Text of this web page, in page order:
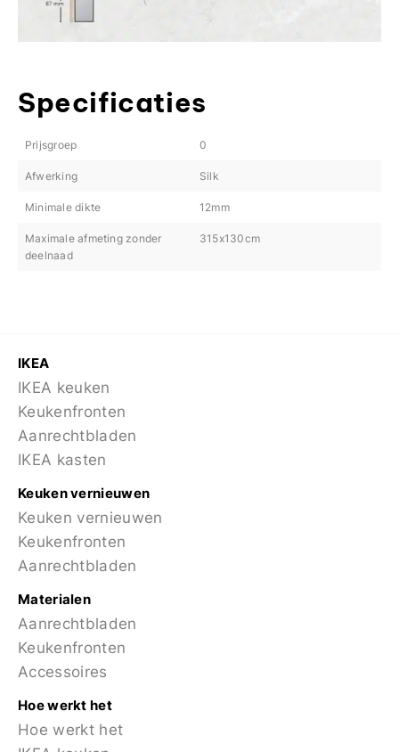
Specificaties
Prijsgroep 0
Afwerking Silk
Minimale dikte 12mm
Maximale afmeting zonder
deelnaad
315x130cm
IKEA
IKEA keuken
Keukenfronten
Aanrechtbladen
IKEA kasten
Keuken vernieuwen
Keuken vernieuwen
Keukenfronten
Aanrechtbladen
Materialen
Aanrechtbladen
Keukenfronten
Accessoires
Hoe werkt het
Hoe werkt het